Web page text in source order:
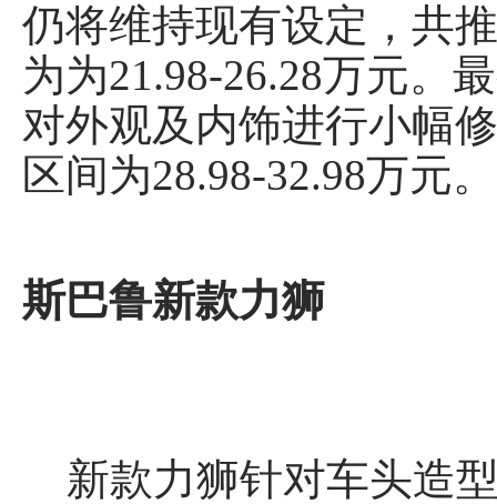
仍将维持现有设定，共
为为21.98-26.28万元。
对外观及内饰进行小幅
区间为28.98-32.98万元。
斯巴鲁新款力狮
新款力狮针对车头造